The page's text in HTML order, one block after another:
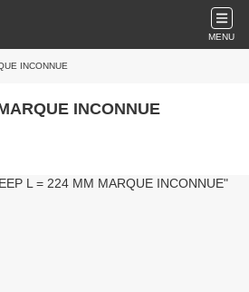
MENU
INCONNUE
INCONNUE